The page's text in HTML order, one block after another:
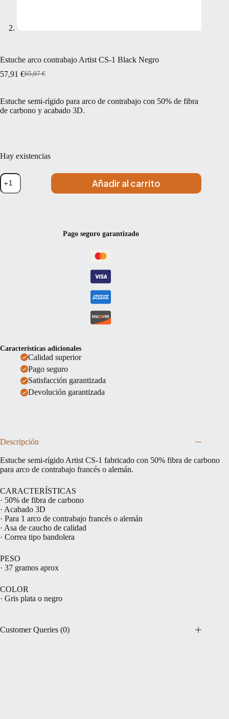
Estuche arco contrabajo Artist CS-1 Black Negro
65,07€
El
era:
65,07 €.
57,91 €El
es:
57,91 €.
Estuche semi-rígido para arco de contrabajo con 50% de fibra
de carbono y acabado 3D.
Hay existencias
Estuche
arco
contrabajo
Añadir al carrito
Pago seguro garantizado
Características adicionales
Calidad superior
Pago seguro
Satisfacción garantizada
Devolución garantizada
Descripción
Estuche semi-rígido Artist CS-1 fabricado con 50% fibra de carbono
para arco de contrabajo francés o alemán.
CARACTERÍSTICAS
· 50% de fibra de carbono
· Acabado 3D
· Para 1 arco de contrabajo francés o alemán
· Asa de caucho de calidad
· Correa tipo bandolera
PESO
· 37 gramos aprox
COLOR
· Gris plata o negro
Customer Queries (0)